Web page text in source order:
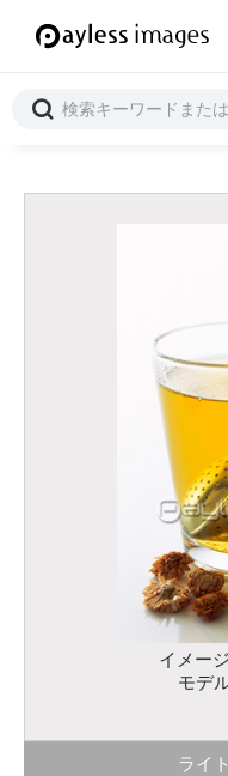
イメー
モデ
ライ